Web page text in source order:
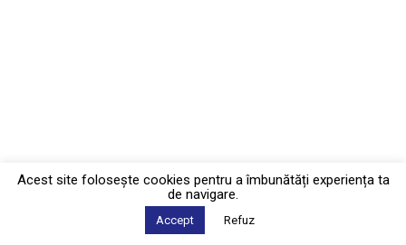
Acest site foloseşte cookies pentru a îmbunătăți experiența ta
de navigare.
Accept Refuz